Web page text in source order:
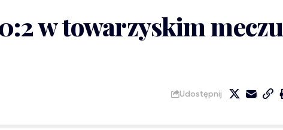
w towarzyskim meczu
Udostępnij